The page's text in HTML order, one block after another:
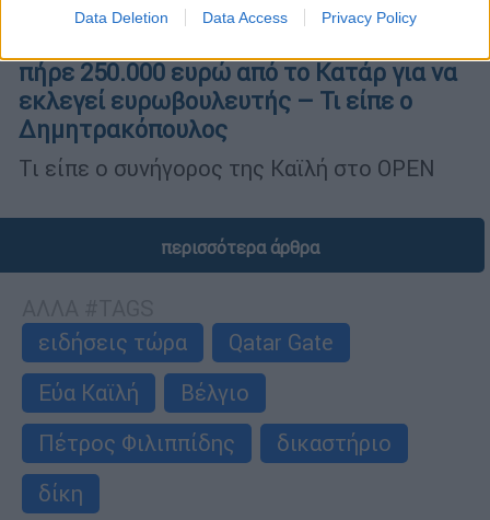
Data Deletion Data Access Privacy Policy
Κόσμος|23.02.2023 20:17
πήρε 250.000 ευρώ από το Κατάρ για να
εκλεγεί ευρωβουλευτής – Τι είπε ο
Δημητρακόπουλος
Τι είπε ο συνήγορος της Καϊλή στο OPEN
περισσότερα άρθρα
ειδήσεις τώρα
Qatar Gate
Εύα Καϊλή
Βέλγιο
Πέτρος Φιλιππίδης
δικαστήριο
δίκη